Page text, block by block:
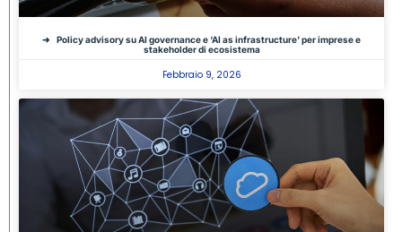
Policy advisory su AI governance e ‘AI as infrastructure’ per imprese e
stakeholder di ecosistema
Febbraio 9, 2026